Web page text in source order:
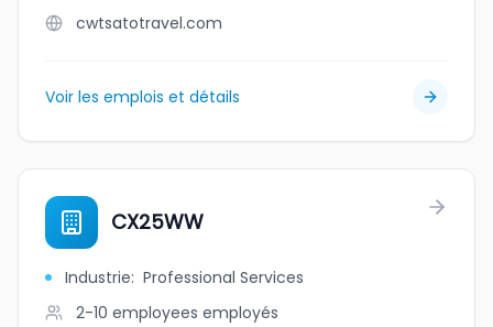
cwtsatotravel.com
Voir les emplois et détails
CX25WW
Industrie: Professional Services
2-10 employees employés